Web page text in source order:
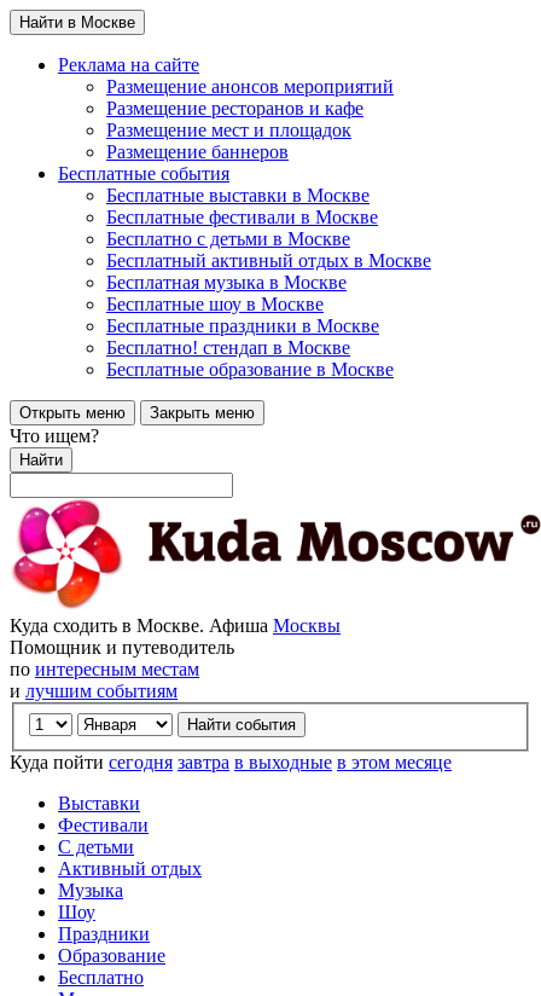
Найти в Москве
Реклама на сайте
Размещение анонсов мероприятий
Размещение ресторанов и кафе
Размещение мест и площадок
Размещение баннеров
Бесплатные события
Бесплатные выставки в Москве
Бесплатные фестивали в Москве
Бесплатно с детьми в Москве
Бесплатный активный отдых в Москве
Бесплатная музыка в Москве
Бесплатные шоу в Москве
Бесплатные праздники в Москве
Бесплатно! стендап в Москве
Бесплатные образование в Москве
Открыть меню Закрыть меню
Что ищем?
Найти
Куда сходить в Москве. Афиша Москвы
Помощник и путеводитель
по интересным местам
и лучшим событиям
Куда пойти сегодня завтра в выходные в этом месяце
Выставки
Фестивали
С детьми
Активный отдых
Музыка
Шоу
Праздники
Образование
Бесплатно